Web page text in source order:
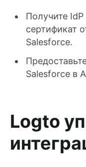
Получите IdP
сертификат
Salesforce.
Salesforce в
Logto